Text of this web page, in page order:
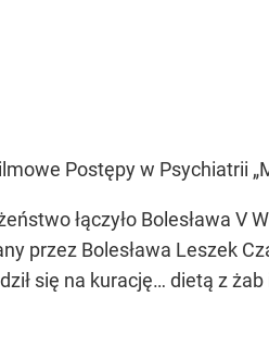
Postępy w Psychiatrii
łączyło Bolesława V
przez Bolesława Leszek
się na kurację… dietą z